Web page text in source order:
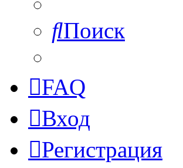
Поиск
FAQ
Вход
Регистрация